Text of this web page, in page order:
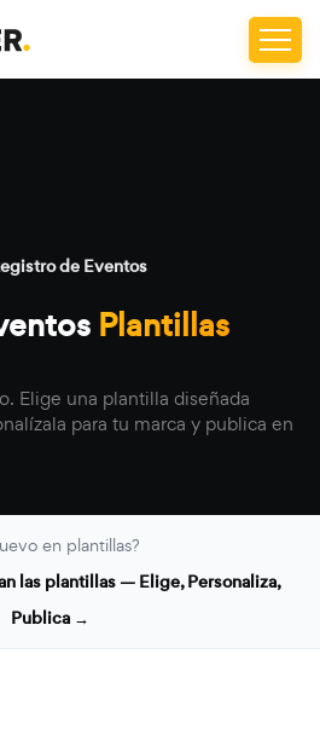
de Eventos
Plantillas
Elige una plantilla diseñada
para tu marca y publica en
en plantillas?
las plantillas — Elige, Personaliza,
Publica →